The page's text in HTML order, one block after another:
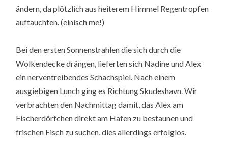
ändern, da plötzlich aus heiterem Himmel Regentropfen
auftauchten. (einisch me!)
Bei den ersten Sonnenstrahlen die sich durch die
Wolkendecke drängen, lieferten sich Nadine und Alex
ein nerventreibendes Schachspiel. Nach einem
ausgiebigen Lunch ging es Richtung Skudeshavn. Wir
verbrachten den Nachmittag damit, das Alex am
Fischerdörfchen direkt am Hafen zu bestaunen und
frischen Fisch zu suchen, dies allerdings erfolglos.